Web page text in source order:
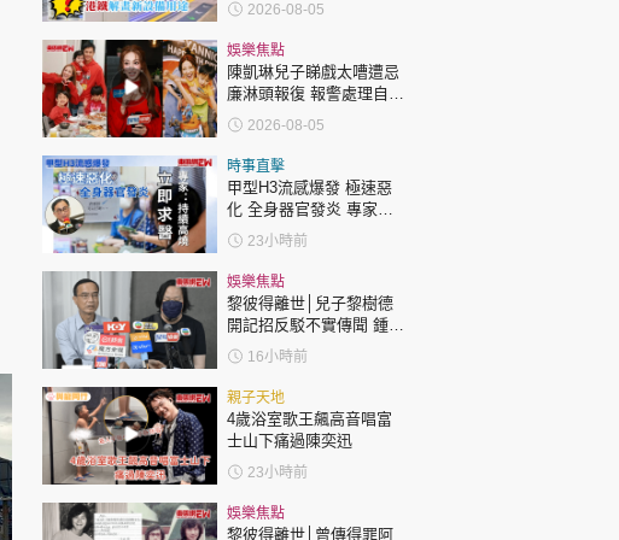
2026-08-05
娛樂焦點
陳凱琳兒子睇戲太嘈遭忌
廉淋頭報復 報警處理自責
護子不力 歐錦棠陳倩揚齊
表態「媽媽有責任」
2026-08-05
時事直擊
甲型H3流感爆發 極速惡
化 全身器官發炎 專家：
持續高燒要立即求醫
23小時前
娛樂焦點
黎彼得離世│兒子黎樹德
開記招反駁不實傳聞 鍾志
光代好友澄清：冇經濟問
題
16小時前
親子天地
4歲浴室歌王飆高音唱富
士山下痛過陳奕迅
23小時前
娛樂焦點
黎彼得離世│曾傳得罪阿